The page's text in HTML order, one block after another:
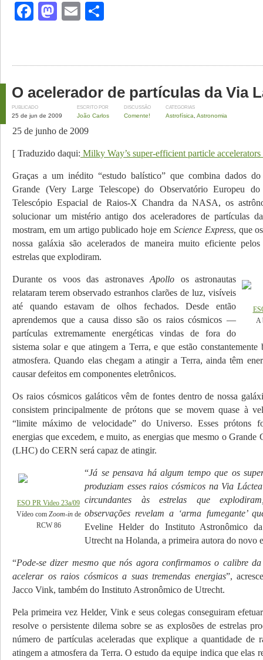
Facebook
Mastodon
Email
O acelerador de partículas da Via
PUBLICADO
25 de jun de 2009
ESCRITO POR
João Carlos
DISCUSSÃO
Comente!
CATEGORIAS
Astrofísica Astronomia
25 de junho de 2009
[ Traduzido daqui: Milky Way’s super-efficient particle
Graças a um inédito “estudo balístico” que combina dados
Grande (Very Large Telescope) do Observatório Europeu
Telescópio Espacial de Raios-X Chandra da NASA, os
solucionar um mistério antigo dos aceleradores de partículas
mostram, em um artigo publicado hoje em Science Express, que
nossa galáxia são acelerados de maneira muito eficiente pelos
estrelas que explodiram.
A
Durante os voos das astronavesApollo os astronautas
relataram terem observado estranhos clarões de luz, visíveis
até quando estavam de olhos fechados. Desde então
aprendemos que a causa disso são os raios cósmicos —
partículas extremamente energéticas vin­das de fora do
sistema solar e que atingem a Terra, e que estão constantemente
atmos­fera. Quando elas chegam a atingir a Terra, ainda têm
causar defeitos em compo­nentes eletrônicos.
Os raios cósmicos galáticos vêm de fontes dentro de nossa
consistem principalmente de prótons que se movem quase à
“limite máximo de velocidade” do Universo. Esses prótons
energias que excedem, e muito, as energias que mesmo o Grande
(LHC) do CERN será capaz de atingir.
ESO PR Video 23a/09
Vídeo com Zoom-in de
RCW 86
“Já se pensava há algum tempo que os
produziam esses raios cósmicos na Via
circundantes às estrelas que
observações revelam a ‘arma fumegante’
Eveline Helder do Instituto Astronômico
Utrecht na Holanda, a primeira autora do novo
“Pode-se dizer mesmo que nós agora confirmamos o calibre
acelerar os raios cósmicos a suas tre­mendas energias”,
Jacco Vink, também do Instituto As­tronômico de Utrecht.
Pela primeira vez Helder, Vink e seus colegas conseguiram
resolve o persistente dilema sobre se as explosões de estrelas
número de partículas aceleradas que explique a quantidade de
atingem a atmosfera da Terra. O estudo da equipe indica que elas